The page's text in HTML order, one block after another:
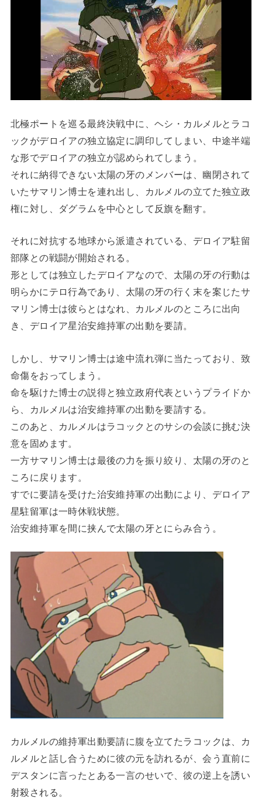
北極ポートを巡る最終決戦中に、ヘシ・カルメルとラコ
ックがデロイアの独立協定に調印してしまい、中途半端
な形でデロイアの独立が認められてしまう。
それに納得できない太陽の牙のメンバーは、幽閉されて
いたサマリン博士を連れ出し、カルメルの立てた独立政
権に対し、ダグラムを中心として反旗を翻す。
それに対抗する地球から派遣されている、デロイア駐留
部隊との戦闘が開始される。
形としては独立したデロイアなので、太陽の牙の行動は
明らかにテロ行為であり、太陽の牙の行く末を案じたサ
マリン博士は彼らとはなれ、カルメルのところに出向
き、デロイア星治安維持軍の出動を要請。
しかし、サマリン博士は途中流れ弾に当たっており、致
命傷をおってしまう。
命を駆けた博士の説得と独立政府代表というプライドか
ら、カルメルは治安維持軍の出動を要請する。
このあと、カルメルはラコックとのサシの会談に挑む決
意を固めます。
一方サマリン博士は最後の力を振り絞り、太陽の牙のと
ころに戻ります。
すでに要請を受けた治安維持軍の出動により、デロイア
星駐留軍は一時休戦状態。
治安維持軍を間に挟んで太陽の牙とにらみ合う。
カルメルの維持軍出動要請に腹を立てたラコックは、カ
ルメルと話し合うために彼の元を訪れるが、会う直前に
デスタンに言ったとある一言のせいで、彼の逆上を誘い
射殺される。